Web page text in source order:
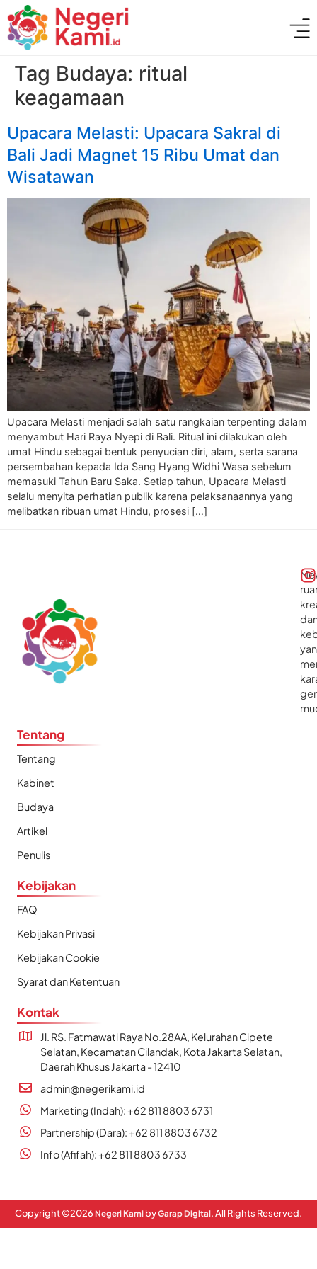
Tag Budaya: ritual
keagamaan
Upacara Melasti: Upacara Sakral di
Bali Jadi Magnet 15 Ribu Umat dan
Wisatawan
Upacara Melasti menjadi salah satu rangkaian terpenting dalam
menyambut Hari Raya Nyepi di Bali. Ritual ini dilakukan oleh
umat Hindu sebagai bentuk penyucian diri, alam, serta sarana
persembahan kepada Ida Sang Hyang Widhi Wasa sebelum
memasuki Tahun Baru Saka. Setiap tahun, Upacara Melasti
selalu menyita perhatian publik karena pelaksanaannya yang
melibatkan ribuan umat Hindu, prosesi […]
Tentang
Tentang
Kabinet
Budaya
Artikel
Penulis
Kebijakan
FAQ
Kebijakan Privasi
Kebijakan Cookie
Syarat dan Ketentuan
Kontak
Jl. RS. Fatmawati Raya No.28AA, Kelurahan Cipete
Selatan, Kecamatan Cilandak, Kota Jakarta Selatan,
Daerah Khusus Jakarta - 12410
admin@negerikami.id
Marketing (Indah): +62 811 8803 6731
Partnership (Dara): +62 811 8803 6732
Info (Afifah): +62 811 8803 6733
Copyright ©2026 Negeri Kami byGarap Digital. All Rights Reserved.